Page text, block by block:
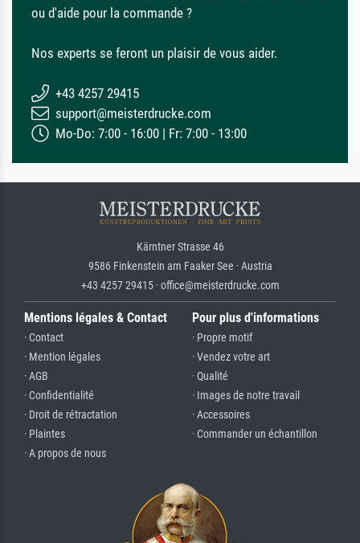
ou d'aide pour la commande ?
Nos experts se feront un plaisir de vous aider.
+43 4257 29415
support@meisterdrucke.com
Mo-Do: 7:00 - 16:00 | Fr: 7:00 - 13:00
Kärntner Strasse 46
9586 Finkenstein am Faaker See · Austria
+43 4257 29415 · office@meisterdrucke.com
Mentions légales & Contact
· Contact
· Mention légales
· AGB
· Confidentialité
· Droit de rétractation
· Plaintes
· A propos de nous
Pour plus d'informations
· Propre motif
· Vendez votre art
· Qualité
· Images de notre travail
· Accessoires
· Commander un échantillon